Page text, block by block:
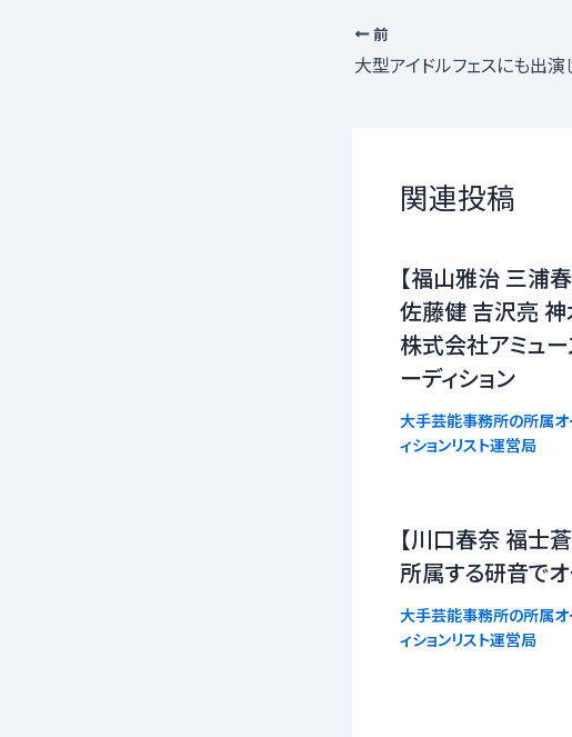
前
関連投稿
【福山雅治 三浦
佐藤健 吉沢亮 神
株式会社アミュ
ーディション
大手芸能事務所の所属オ
ィションリスト運営局
【川口春奈 福士
所属する研音で
大手芸能事務所の所属オ
ィションリスト運営局